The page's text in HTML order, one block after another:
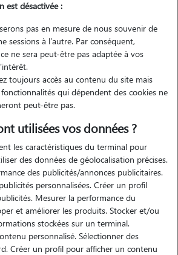
animaux car ces la passion , j'ai grandit auprès
je possède moi-même, 3 chiens un yorkshirt
de 3 mois je me ferai un plaisir de
à 4 pattes pour les promenades les
est désactivée :
pas en mesure de nous souvenir de
sessions à l'autre. Par conséquent,
ne sera peut-être pas adaptée à vos
toujours accès au contenu du site mais
qui dépendent des cookies ne
peut-être pas.
utilisées vos données ?
les caractéristiques du terminal pour
des données de géolocalisation précises.
des publicités/annonces publicitaires.
personnalisées. Créer un profil
Mesurer la performance du
et améliorer les produits. Stocker et/ou
stockées sur un terminal.
personnalisé. Sélectionner des
Créer un profil pour afficher un contenu